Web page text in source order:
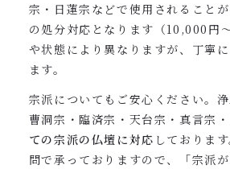
宗・日蓮宗などで使用されること
の処分対応となります（10,000円
や状態により異なりますが、丁寧
ます。
宗派についてもご安心ください。
曹洞宗・臨済宗・天台宗・真言宗・
ての宗派の仏壇に対応 しておりま
問で承っておりますので、「宗派